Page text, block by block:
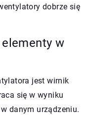
dobrze się
w
jest wirnik
się w wyniku
danym urządzeniu.